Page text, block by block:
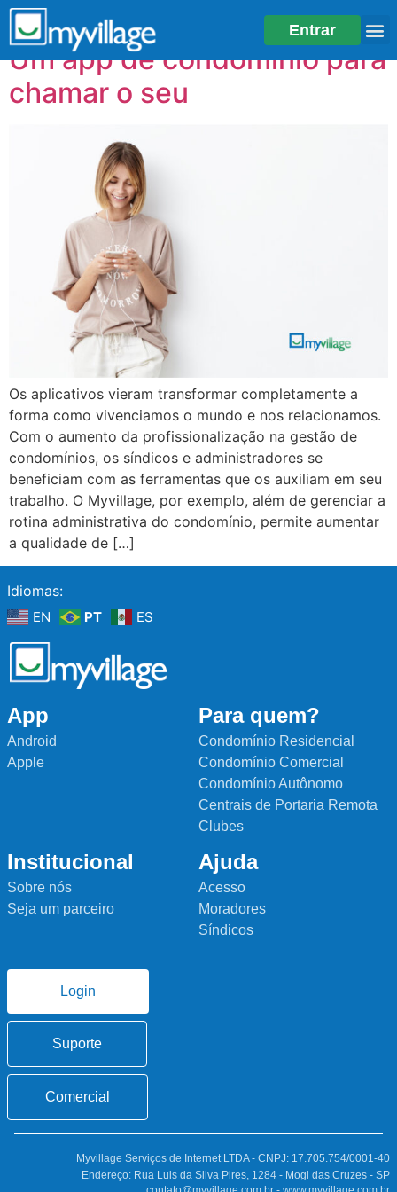
Entrar
Um app de condomínio para
chamar o seu
Os aplicativos vieram transformar completamente a
forma como vivenciamos o mundo e nos relacionamos.
Com o aumento da profissionalização na gestão de
condomínios, os síndicos e administradores se
beneficiam com as ferramentas que os auxiliam em seu
trabalho. O Myvillage, por exemplo, além de gerenciar a
rotina administrativa do condomínio, permite aumentar
a qualidade de […]
Idiomas:
EN PT ES
App
Android
Apple
Para quem?
Condomínio Residencial
Condomínio Comercial
Condomínio Autônomo
Centrais de Portaria Remota
Clubes
Institucional
Sobre nós
Seja um parceiro
Ajuda
Acesso
Moradores
Síndicos
Login
Suporte
Comercial
Myvillage Serviços de Internet LTDA - CNPJ: 17.705.754/0001-40
Endereço: Rua Luis da Silva Pires, 1284 - Mogi das Cruzes - SP